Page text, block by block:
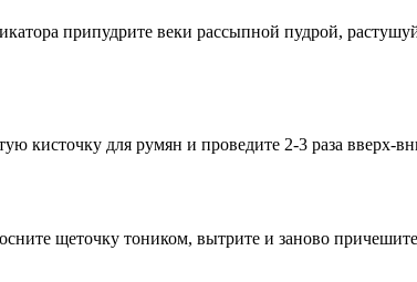
припудрите веки рассыпной пудрой,
кисточку для румян и проведите 2-3 раза вверх-
щеточку тоником, вытрите и заново